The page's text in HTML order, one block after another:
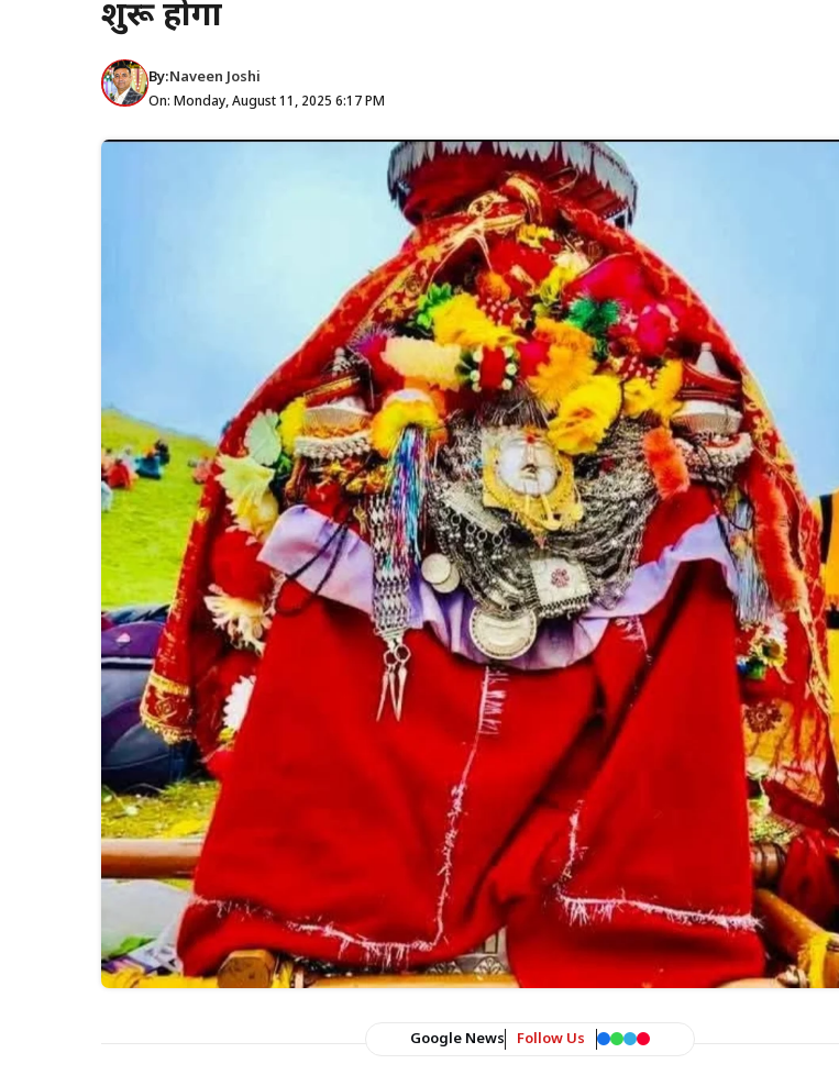
शुरू होगा
By:Naveen Joshi
On: Monday, August 11, 2025 6:17 PM
Google News Follow Us